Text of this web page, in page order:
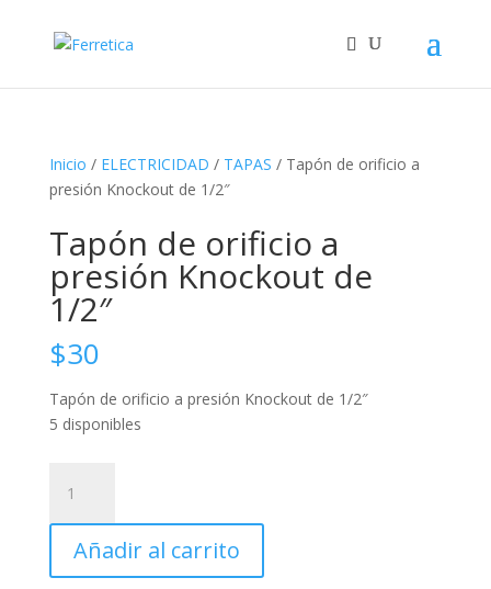
Inicio / ELECTRICIDAD / TAPAS / Tapón de orificio a
presión Knockout de 1/2″
Tapón de orificio a
presión Knockout de
1/2″
$30
Tapón de orificio a presión Knockout de 1/2″
5 disponibles
orificio
presión
Añadir al carrito